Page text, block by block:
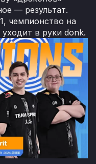
— результат.
чемпионство на
в руки donk.